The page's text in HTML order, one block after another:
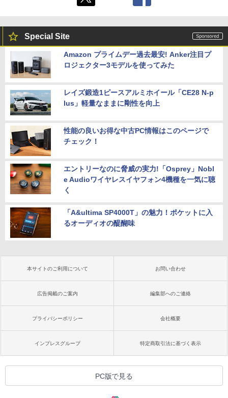
Special Site
Amazon プライムデー過去最安! Anker注目プ
ロジェクター3モデルを使ってみた
レイズ鍛造1ピースアルミホイール「CE28 N-p
lus」軽量なままに剛性を向上
性能の良いお得な中古PC情報はこのページで
チェック！
エントリーなのに脅威の実力!「Osprey」Nobl
e Audioワイヤレスイヤフォン4機種を一気に聴
く
「A&ultima SP4000T」の魅力！ポケットに入
るオーディオの醍醐味
本サイトのご利用について お問い合わせ
広告掲載のご案内 編集部へのご連絡
プライバシーポリシー 会社概要
インプレスグループ 特定商取引法に基づく表示
PC版で見る